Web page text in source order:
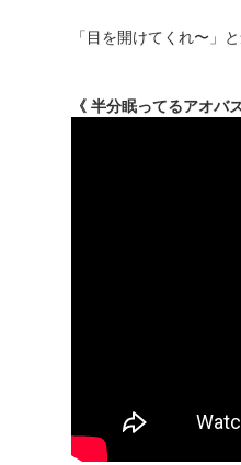
「目を開けてくれ〜」
《 半分眠ってるアオバ